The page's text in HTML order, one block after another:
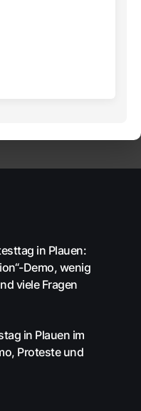
in Plauen:
Demo, wenig
viele Fragen
in Plauen im
Proteste und